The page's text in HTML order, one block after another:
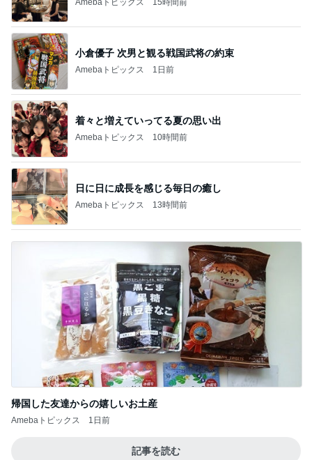
小倉優子 次男と観る戦国武将の約束
Amebaトピックス 1日前
着々と増えていってる夏の思い出
Amebaトピックス 10時間前
日に日に成長を感じる毎日の癒し
Amebaトピックス 13時間前
帰国した友達からの嬉しいお土産
Amebaトピックス 1日前
記事を読む